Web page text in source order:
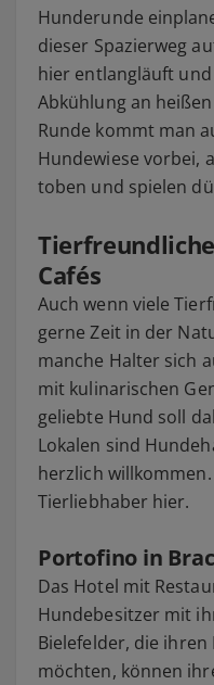
Hunderunde
dieser Spazierweg
hier entlangläuft
Abkühlung an
Runde kommt man
Hundewiese vorbei,
toben und spielen
Cafés
Auch wenn viele
gerne Zeit in der
manche Halter sich
mit kulinarischen
geliebte Hund soll
Lokalen sind
herzlich
Tierliebhaber hier.
Portofino in
Das Hotel mit
Hundebesitzer mit
Bielefelder, die
möchten, können